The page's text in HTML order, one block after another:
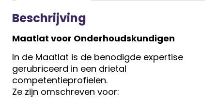
Beschrijving
Maatlat voor Onderhoudskundigen
In de Maatlat is de benodigde expertise
gerubriceerd in een drietal
competentieprofielen.
Ze zijn omschreven voor: